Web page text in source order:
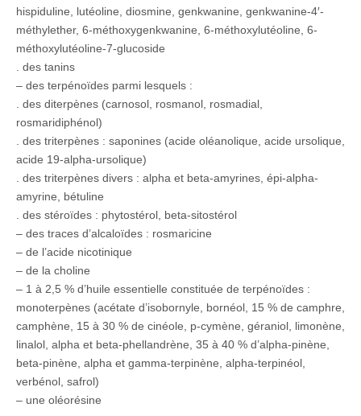
hispiduline, lutéoline, diosmine, genkwanine, genkwanine-4′-
méthylether, 6-méthoxygenkwanine, 6-méthoxylutéoline, 6-
méthoxylutéoline-7-glucoside
. des tanins
– des terpénoïdes parmi lesquels :
. des diterpènes (carnosol, rosmanol, rosmadial,
rosmaridiphénol)
. des triterpènes : saponines (acide oléanolique, acide ursolique,
acide 19-alpha-ursolique)
. des triterpènes divers : alpha et beta-amyrines, épi-alpha-
amyrine, bétuline
. des stéroïdes : phytostérol, beta-sitostérol
– des traces d’alcaloïdes : rosmaricine
– de l’acide nicotinique
– de la choline
– 1 à 2,5 % d’huile essentielle constituée de terpénoïdes :
monoterpènes (acétate d’isobornyle, bornéol, 15 % de camphre,
camphène, 15 à 30 % de cinéole, p-cymène, géraniol, limonène,
linalol, alpha et beta-phellandrène, 35 à 40 % d’alpha-pinène,
beta-pinène, alpha et gamma-terpinène, alpha-terpinéol,
verbénol, safrol)
– une oléorésine